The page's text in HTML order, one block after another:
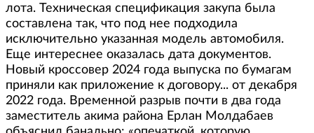
лота. Техническая спецификация закупа была
составлена так, что под нее подходила
исключительно указанная модель автомобиля.
Еще интереснее оказалась дата документов.
Новый кроссовер 2024 года выпуска по бумагам
приняли как приложение к договору... от декабря
2022 года. Временной разрыв почти в два года
заместитель акима района Ерлан Молдабаев